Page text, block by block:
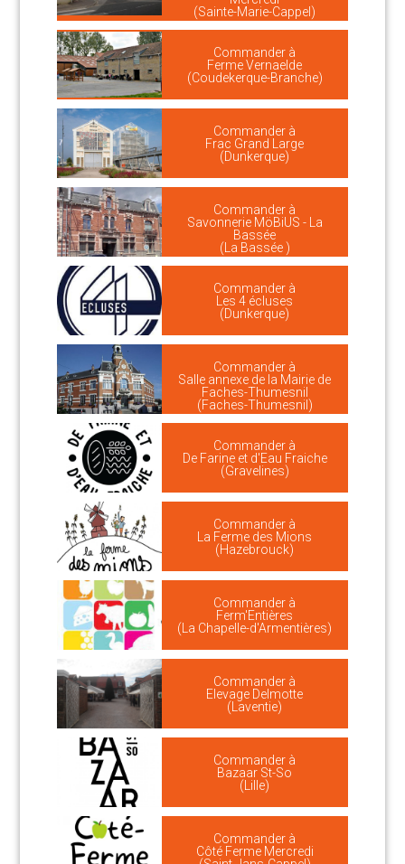
(Sainte-Marie-Cappel)
Commander à
Ferme Vernaelde
(Coudekerque-Branche)
Commander à
Frac Grand Large
(Dunkerque)
Commander à
Savonnerie MöBiUS - La
Bassée
(La Bassée )
Commander à
Les 4 écluses
(Dunkerque)
Commander à
Salle annexe de la Mairie de
Faches-Thumesnil
(Faches-Thumesnil)
Commander à
De Farine et d'Eau Fraiche
(Gravelines)
Commander à
La Ferme des Mions
(Hazebrouck)
Commander à
Ferm'Entières
(La Chapelle-d'Armentières)
Commander à
Elevage Delmotte
(Laventie)
Commander à
Bazaar St-So
(Lille)
Commander à
Côté Ferme Mercredi